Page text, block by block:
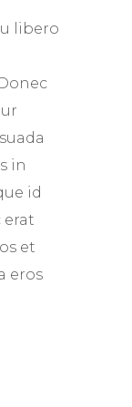
libero
in
id
erat
et
eros